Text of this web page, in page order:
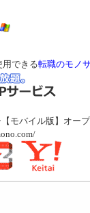
できる転職のモノ
モバイル版】オー